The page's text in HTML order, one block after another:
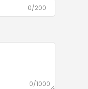
0/200
0/1000